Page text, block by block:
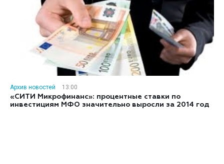
Архив новостей
13:00
«СИТИ Микрофинанс»: процентные ставки по
инвестициям МФО значительно выросли за 2014 год